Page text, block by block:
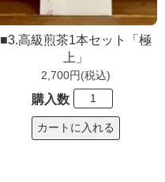
■3.高級煎茶1本セット「極
上」
2,700円(税込)
購入数